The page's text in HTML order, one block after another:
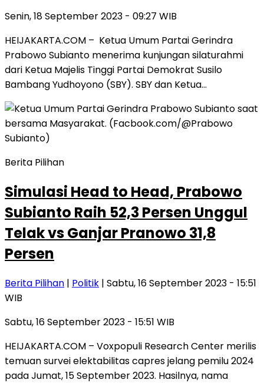
Senin, 18 September 2023 - 09:27 WIB
HEIJAKARTA.COM – Ketua Umum Partai Gerindra
Prabowo Subianto menerima kunjungan silaturahmi
dari Ketua Majelis Tinggi Partai Demokrat Susilo
Bambang Yudhoyono (SBY). SBY dan Ketua…
Berita Pilihan
Simulasi Head to Head, Prabowo
Subianto Raih 52,3 Persen Unggul
Telak vs Ganjar Pranowo 31,8
Persen
Berita Pilihan | Politik | Sabtu, 16 September 2023 - 15:51
WIB
Sabtu, 16 September 2023 - 15:51 WIB
HEIJAKARTA.COM – Voxpopuli Research Center merilis
temuan survei elektabilitas capres jelang pemilu 2024
pada Jumat, 15 September 2023. Hasilnya, nama